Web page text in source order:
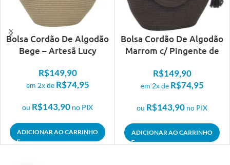
Bolsa Cordão De Algodão
Bege – Artesã Lucy
R$149,90
em 2x de R$74,95
ou R$143,90 no PIX
ADICIONAR AO CARRINHO
Bolsa Cordão De Algodão
Marrom c/ Pingente de
R$149,90
em 2x de R$74,95
ou R$143,90 no PIX
ADICIONAR AO CARRINHO